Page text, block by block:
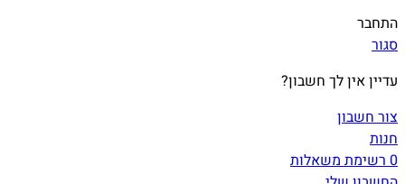
התחבר
סגור
עדיין אין לך חשבון?
צור חשבון
חנות
0רשימת משאלות